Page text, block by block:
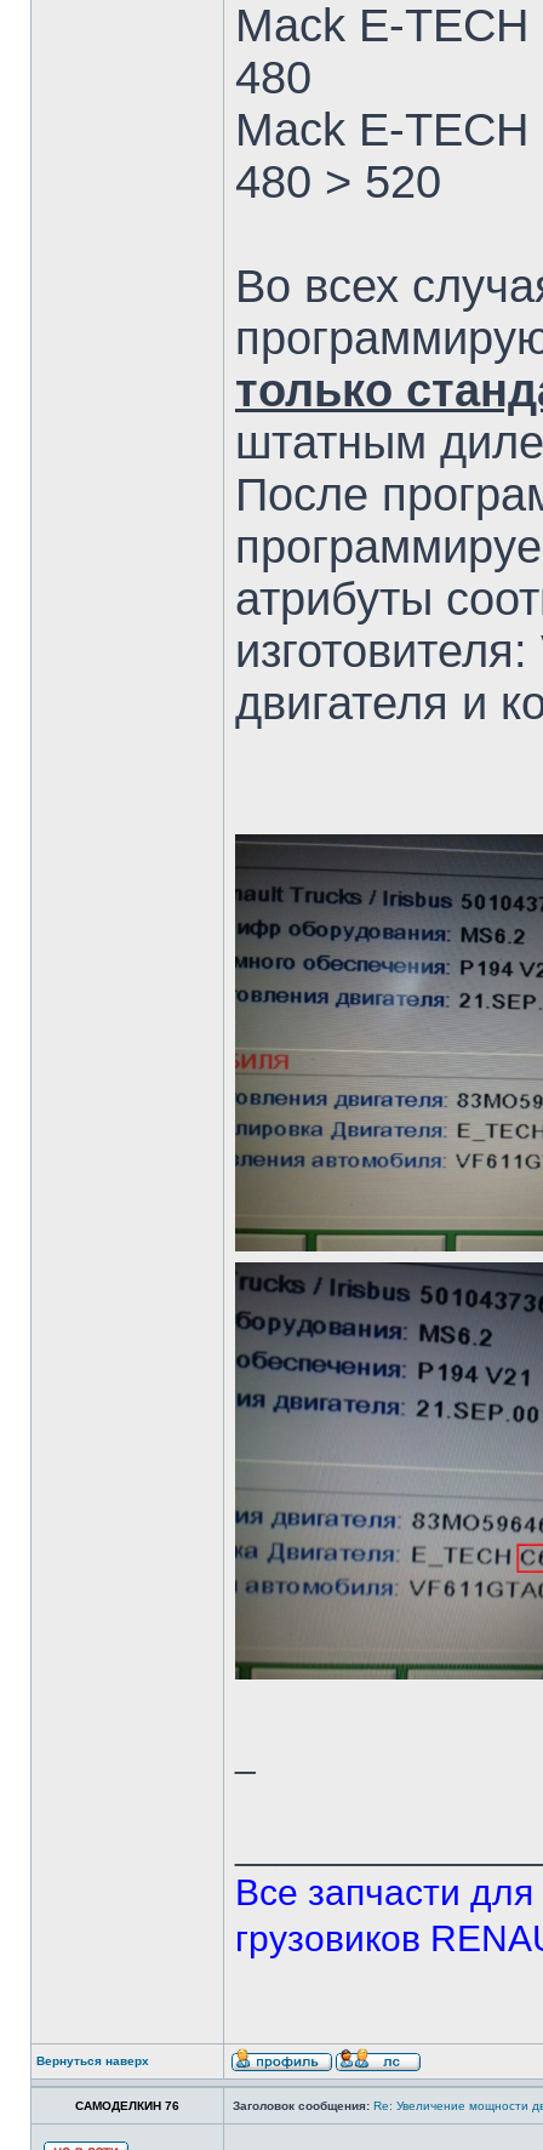
Mack E-
480
Mack E-
480 > 520
Во всех
только
штатным
После
атрибуты
двигателя и
Все запчасти
грузовиков
Вернуться наверх
САМОДЕЛКИН 76 Заголовок сообщения: Re: Увеличение мощности